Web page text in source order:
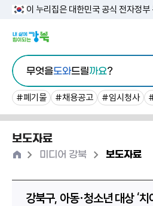
이 누리집은 대한민국 공식 전자정부
청
통
합
검
색
무엇을도와드릴까요?
#폐기물 #채용공고 #임시청사
보도자료
홈 >미디어 강북 >보도자료
강북구, 아동·청소년 대상 ‘